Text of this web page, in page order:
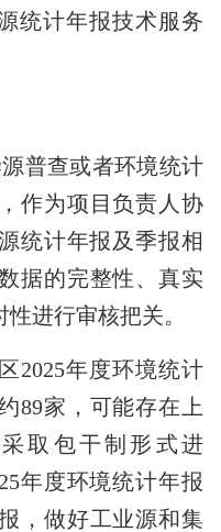
统计年报技术服务
普查或者环境统计
作为项目负责人协
统计年报及季报相
据的完整性、真实
进行审核把关。
2025年度环境统计
89家，可能存在上
取包干制形式进
年度环境统计年报
，做好工业源和集